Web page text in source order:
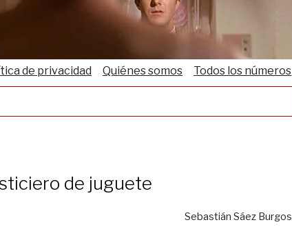
de privacidad Quiénes somos Todos los números
de juguete
Sebastián Sáez Burgos